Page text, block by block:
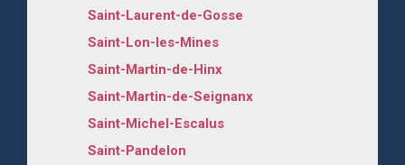
Saint-Laurent-de-Gosse
Saint-Lon-les-Mines
Saint-Martin-de-Hinx
Saint-Martin-de-Seignanx
Saint-Michel-Escalus
Saint-Pandelon